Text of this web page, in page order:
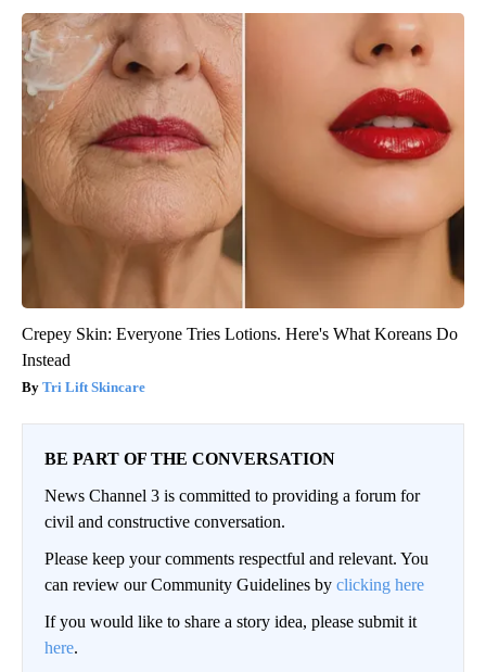
Crepey Skin: Everyone Tries Lotions. Here's What Koreans Do
Instead
Tri Lift Skincare
BE PART OF THE CONVERSATION
News Channel 3 is committed to providing a forum for
civil and constructive conversation.
Please keep your comments respectful and relevant. You
can review our Community Guidelines by clicking here
If you would like to share a story idea, please submit it
here.